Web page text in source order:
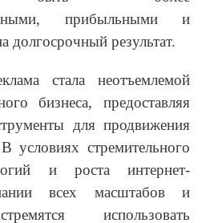
прибыльными и
долгосрочный результат.
стала неотъемлемой
бизнеса, предоставляя
для продвижения
условиях стремительного
и роста интернет-
всех масштабов и
использовать